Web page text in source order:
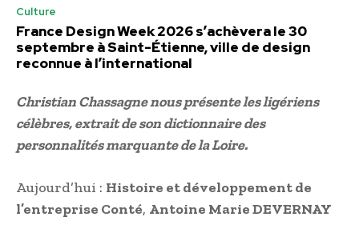
Culture
France Design Week 2026 s’achèvera le 30
septembre à Saint-Étienne, ville de design
reconnue à l’international
Christian Chassagne nous présente les ligériens
célèbres, extrait de son dictionnaire des
personnalités marquante de la Loire.
Aujourd’hui : Histoire et développement de
l’entreprise Conté, Antoine Marie DEVERNAY